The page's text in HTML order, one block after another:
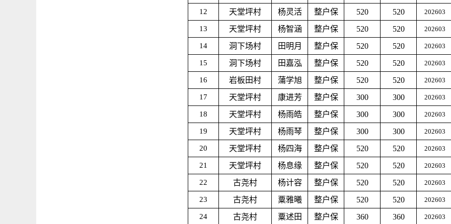
12 天堂坪村 杨灵活 整户保 520 520 202603
13 天堂坪村 杨智涵 整户保 520 520 202603
14 洞下场村 田明月 整户保 520 520 202603
15 洞下场村 田嘉泓 整户保 520 520 202603
16 岩板田村 蒲学旭 整户保 520 520 202603
17 天堂坪村 康进芳 整户保 300 300 202603
18 天堂坪村 杨雨皓 整户保 300 300 202603
19 天堂坪村 杨雨琴 整户保 300 300 202603
20 天堂坪村 杨四海 整户保 520 520 202603
21 天堂坪村 杨息缘 整户保 520 520 202603
22 古尧村 杨计容 整户保 520 520 202603
23 古尧村 粟雅曦 整户保 520 520 202603
24 古尧村 粟述田 整户保 360 360 202603